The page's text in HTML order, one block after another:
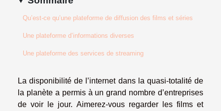
Qu’est-ce qu’une plateforme de diffusion des films et séries
Une plateforme d’informations diverses
Une plateforme des services de streaming
La disponibilité de l’internet dans la quasi-totalité de
la planète a permis à un grand nombre d’entreprises
de voir le jour. Aimerez-vous regarder les films et